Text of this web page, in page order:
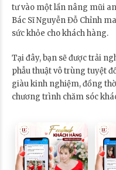
tư vào một lần nâng mũi
Bác Sĩ Nguyễn Đỗ Chỉnh
sức khỏe cho khách hàng.
Tại đây, bạn sẽ được trải
phẫu thuật vô trùng tuyệt
giàu kinh nghiệm, đồng
chương trình chăm sóc